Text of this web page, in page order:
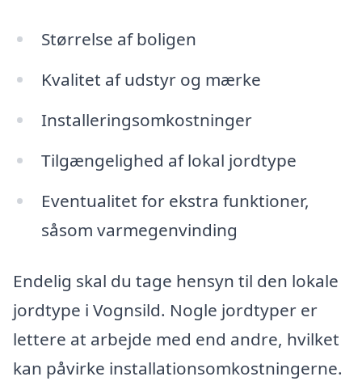
Størrelse af boligen
Kvalitet af udstyr og mærke
Installeringsomkostninger
Tilgængelighed af lokal jordtype
Eventualitet for ekstra funktioner,
såsom varmegenvinding
Endelig skal du tage hensyn til den lokale
jordtype i Vognsild. Nogle jordtyper er
lettere at arbejde med end andre, hvilket
kan påvirke installationsomkostningerne.